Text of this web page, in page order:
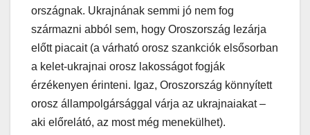
országnak. Ukrajnának semmi jó nem fog
származni abból sem, hogy Oroszország lezárja
előtt piacait (a várható orosz szankciók elsősorban
a kelet-ukrajnai orosz lakosságot fogják
érzékenyen érinteni. Igaz, Oroszország könnyített
orosz állampolgársággal várja az ukrajnaiakat –
aki előrelátó, az most még menekülhet).